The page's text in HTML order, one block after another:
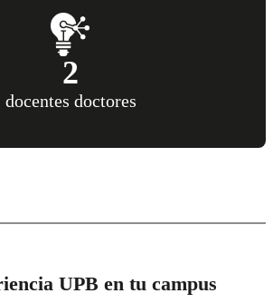
2
docentes doctores
UPB en tu campus